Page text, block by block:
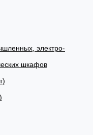
электро-
шкафов